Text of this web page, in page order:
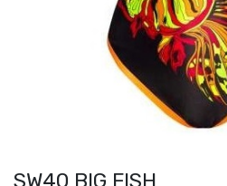
SW40 BIG FISH